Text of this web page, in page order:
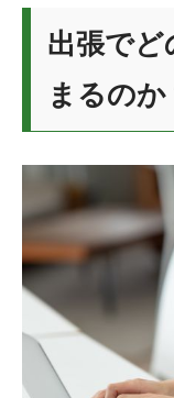
出張で
まるのか